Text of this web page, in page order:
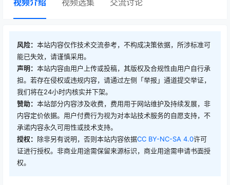
风险： 本站内容仅作技术交流参考，不构成决策依据，所涉标准可
能已失效，请谨慎采用。
声明： 本站内容由用户上传或投稿，其版权及合规性由用户自行承
担。若存在侵权或违规内容，请通过左侧「举报」通道提交举证，
我们将在24小时内核实并下架。
赞助： 本站部分内容涉及收费，费用用于网站维护及持续发展，非
内容定价依据。用户付费行为视为对本站技术服务的自愿支持，不
承诺内容永久可用性或技术支持。
授权： 除非另有说明，否则本站内容依据CC BY-NC-SA 4.0许可
证进行授权。非商业用途需保留来源标识，商业用途需申请书面授
权。